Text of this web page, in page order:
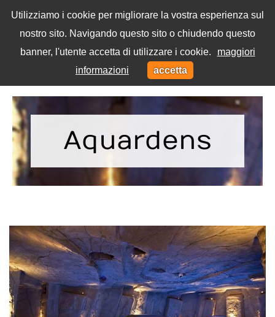
Utilizziamo i cookie per migliorare la vostra esperienza sul
nostro sito. Navigando questo sito o chiudendo questo
banner, l'utente accetta di utilizzare i cookie.
maggiori
informazioni
accetta
Menu
Aquardens